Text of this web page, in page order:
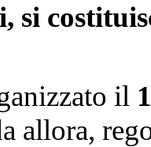
si
il
allora,